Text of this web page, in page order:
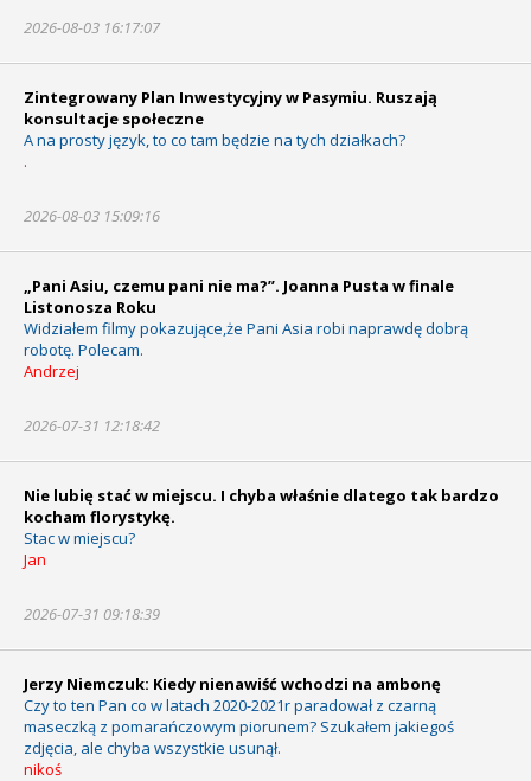
2026-08-03 16:17:07
Zintegrowany Plan Inwestycyjny w Pasymiu. Ruszają
konsultacje społeczne
A na prosty język, to co tam będzie na tych działkach?
.
2026-08-03 15:09:16
„Pani Asiu, czemu pani nie ma?”. Joanna Pusta w finale
Listonosza Roku
Widziałem filmy pokazujące,że Pani Asia robi naprawdę dobrą
robotę. Polecam.
Andrzej
2026-07-31 12:18:42
Nie lubię stać w miejscu. I chyba właśnie dlatego tak bardzo
kocham florystykę.
Stac w miejscu?
Jan
2026-07-31 09:18:39
Jerzy Niemczuk: Kiedy nienawiść wchodzi na ambonę
Czy to ten Pan co w latach 2020-2021r paradował z czarną
maseczką z pomarańczowym piorunem? Szukałem jakiegoś
zdjęcia, ale chyba wszystkie usunął.
nikoś